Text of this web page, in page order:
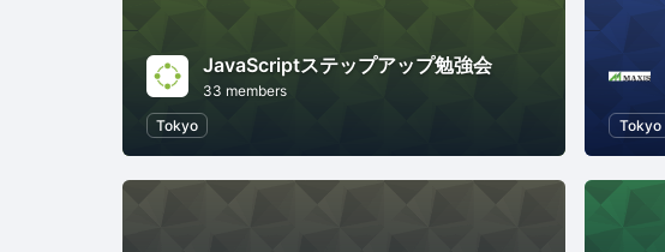
JavaScriptステップアップ勉強会
33 members
Tokyo
Tokyo